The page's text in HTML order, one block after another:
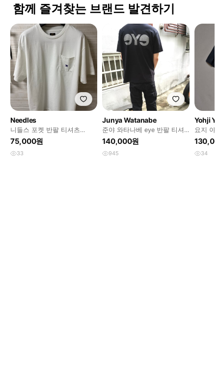
함께 즐겨찾는 브랜드 발견하기
Needles
니들스 포켓 반팔 티셔츠
SX450 ( M 사이즈)
75,000원
33
Junya Watanabe
준야 와타나베 eye 반팔 티셔
츠
140,000원
945
Yohji
요지 야
34